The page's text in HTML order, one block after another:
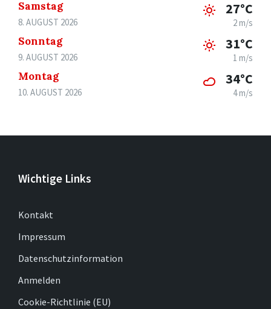
Samstag
8. AUGUST 2026
27°C
2 m/s
Sonntag
9. AUGUST 2026
31°C
1 m/s
Montag
10. AUGUST 2026
34°C
4 m/s
Wichtige Links
Kontakt
Impressum
Datenschutzinformation
Anmelden
Cookie-Richtlinie (EU)